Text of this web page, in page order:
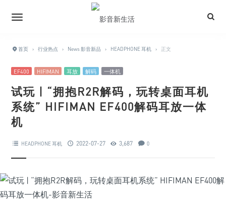
首页 › 行业热点 › News 影音新品 › HEADPHONE 耳机 › 正文
EF400 HIFIMAN 耳放 解码 一体机
试玩 | “拥抱R2R解码，玩转桌面耳机
系统” HIFIMAN EF400解码耳放一体
机
HEADPHONE 耳机 2022-07-27 3,687 0